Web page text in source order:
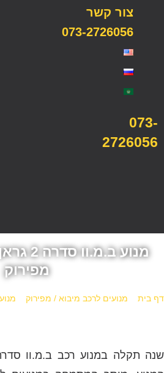
צור קשר
073-2726056
073-
2726056
מנוע
מפירוק
דף בית מנועים לרכב מיבוא / מפירוק